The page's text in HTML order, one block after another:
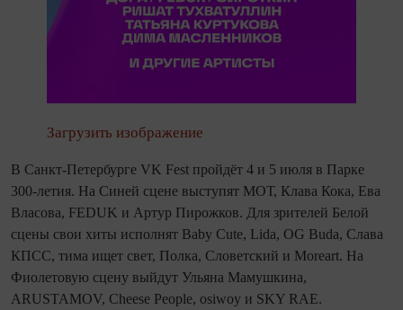
Загрузить изображение
В Санкт-Петербурге VK Fest пройдёт 4 и 5 июля в Парке
300-летия. На Синей сцене выступят МОТ, Клава Кока, Ева
Власова, FEDUK и Артур Пирожков. Для зрителей Белой
сцены свои хиты исполнят Baby Cute, Lida, OG Buda, Слава
КПСС, тима ищет свет, Полка, Словетский и Moreart. На
Фиолетовую сцену выйдут Ульяна Мамушкина,
ARUSTAMOV, Cheese People, osiwoy и SKY RAE.